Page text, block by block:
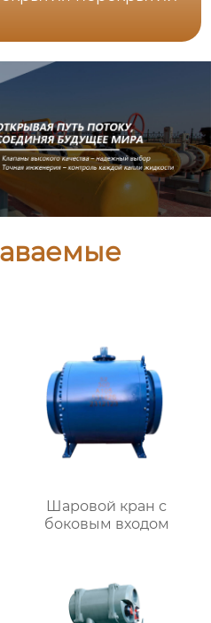
Шаровой кран с
боковым входом